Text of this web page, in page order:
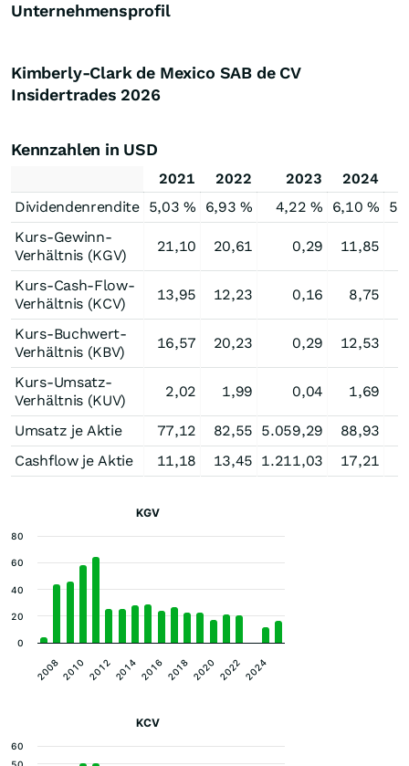
Unternehmensprofil
Kimberly-Clark de Mexico SAB de CV
Insidertrades 2026
Kennzahlen in USD
2021 2022 2023 2024
Dividendenrendite 5,03 % 6,93 % 4,22 % 6,10 %
Kurs-Gewinn-
Verhältnis (KGV)
21,10 20,61 0,29 11,85
Kurs-Cash-Flow-
Verhältnis (KCV)
13,95 12,23 0,16 8,75
Kurs-Buchwert-
Verhältnis (KBV)
16,57 20,23 0,29 12,53
Kurs-Umsatz-
Verhältnis (KUV)
2,02 1,99 0,04 1,69
Umsatz je Aktie 77,12 82,55 5.059,29 88,93
Cashflow je Aktie
11,18 13,45 1.211,03 17,21
KGV
20082010 2012 2014 2016 2018 2020 2022 2024
0
20
40
60
80
KCV
60